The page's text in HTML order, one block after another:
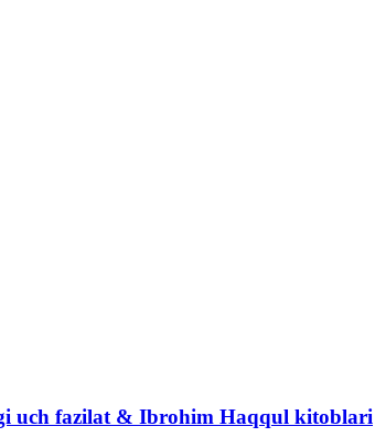
uch fazilat & Ibrohim Haqqul kitoblari